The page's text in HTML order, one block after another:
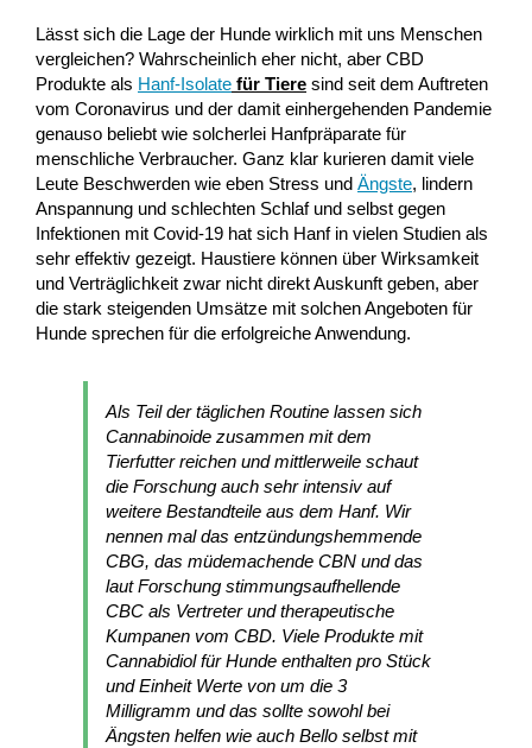
Lässt sich die Lage der Hunde wirklich mit uns Menschen
vergleichen? Wahrscheinlich eher nicht, aber CBD
Produkte als Hanf-Isolate für Tiere sind seit dem Auftreten
vom Coronavirus und der damit einhergehenden Pandemie
genauso beliebt wie solcherlei Hanfpräparate für
menschliche Verbraucher. Ganz klar kurieren damit viele
Leute Beschwerden wie eben Stress und Ängste, lindern
Anspannung und schlechten Schlaf und selbst gegen
Infektionen mit Covid-19 hat sich Hanf in vielen Studien als
sehr effektiv gezeigt. Haustiere können über Wirksamkeit
und Verträglichkeit zwar nicht direkt Auskunft geben, aber
die stark steigenden Umsätze mit solchen Angeboten für
Hunde sprechen für die erfolgreiche Anwendung.
Als Teil der täglichen Routine lassen sich
Cannabinoide zusammen mit dem
Tierfutter reichen und mittlerweile schaut
die Forschung auch sehr intensiv auf
weitere Bestandteile aus dem Hanf. Wir
nennen mal das entzündungshemmende
CBG, das müdemachende CBN und das
laut Forschung stimmungsaufhellende
CBC als Vertreter und therapeutische
Kumpanen vom CBD. Viele Produkte mit
Cannabidiol für Hunde enthalten pro Stück
und Einheit Werte von um die 3
Milligramm und das sollte sowohl bei
Ängsten helfen wie auch Bello selbst mit